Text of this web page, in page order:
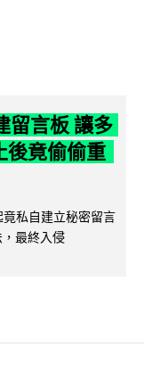
留言板 讓多
後竟偷偷重
私自建立秘密留言
最終入侵